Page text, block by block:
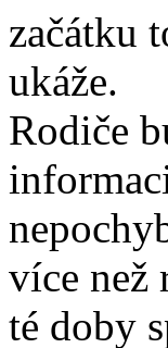
začátku
ukáže.
Rodiče
více než
té doby